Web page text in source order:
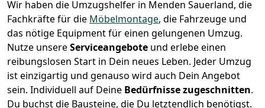
Wir haben die Umzugshelfer in Menden Sauerland, die
Fachkräfte für die Möbelmontage, die Fahrzeuge und
das nötige Equipment für einen gelungenen Umzug.
Nutze unsereServiceangebote und erlebe einen
reibungslosen Start in Dein neues Leben. Jeder Umzug
ist einzigartig und genauso wird auch Dein Angebot
sein. Individuell auf Deine Bedürfnisse zugeschnitten.
Du buchst die Bausteine, die Du letztendlich benötigst.